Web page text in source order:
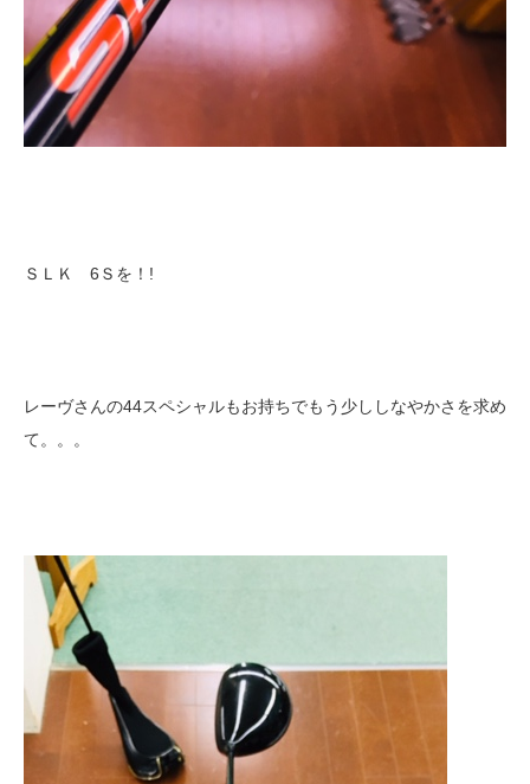
ＳＬＫ 6Ｓを！!
レーヴさんの44スペシャルもお持ちでもう少ししなやかさを求め
て。。。